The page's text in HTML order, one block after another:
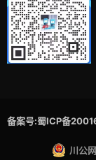
备案号:蜀ICP备
川公